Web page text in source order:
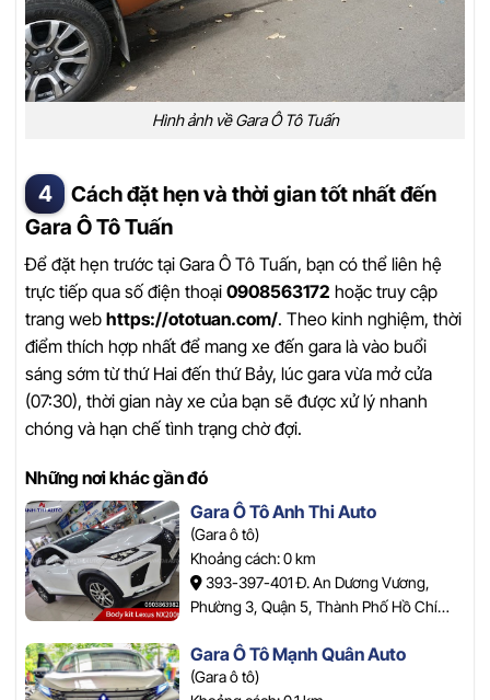
Hình ảnh về Gara Ô Tô Tuấn
Cách đặt hẹn và thời gian tốt nhất đến
Gara Ô Tô Tuấn
Để đặt hẹn trước tại Gara Ô Tô Tuấn, bạn có thể liên hệ
trực tiếp qua số điện thoại 0908563172 hoặc truy cập
trang web https://ototuan.com/. Theo kinh nghiệm, thời
điểm thích hợp nhất để mang xe đến gara là vào buổi
sáng sớm từ thứ Hai đến thứ Bảy, lúc gara vừa mở cửa
(07:30), thời gian này xe của bạn sẽ được xử lý nhanh
chóng và hạn chế tình trạng chờ đợi.
Những nơi khác gần đó
Gara Ô Tô Anh Thi Auto
(Gara ô tô)
Khoảng cách: 0 km
393-397-401 Đ. An Dương Vương,
Phường 3, Quận 5, Thành Phố Hồ Chí
Gara Ô Tô Mạnh Quân Auto
(Gara ô tô)